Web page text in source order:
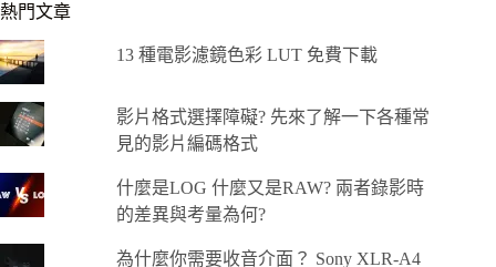
熱門文章
13 種電影濾鏡色彩 LUT 免費下載
影片格式選擇障礙? 先來了解一下各種常
見的影片編碼格式
什麼是LOG 什麼又是RAW? 兩者錄影時
的差異與考量為何?
為什麼你需要收音介面？ Sony XLR-A4